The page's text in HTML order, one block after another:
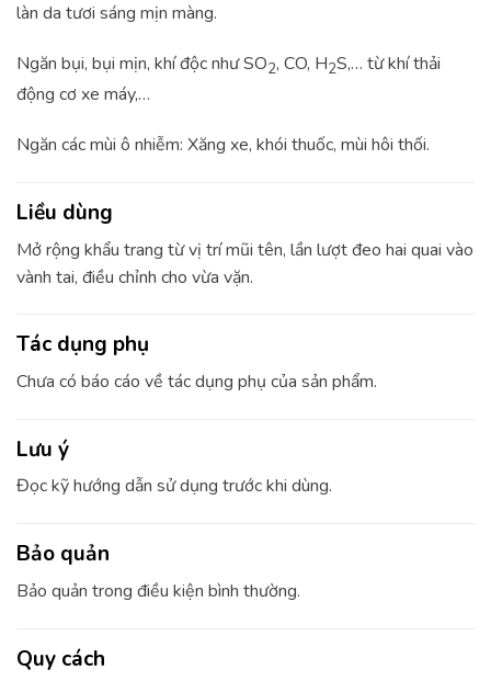
làn da tươi sáng mịn màng.
Ngăn bụi, bụi mịn, khí độc như SO2, CO, H2S,… từ khí thải
động cơ xe máy,…
Ngăn các mùi ô nhiễm: Xăng xe, khói thuốc, mùi hôi thối.
Liều dùng
Mở rộng khẩu trang từ vị trí mũi tên, lần lượt đeo hai quai vào
vành tai, điều chỉnh cho vừa vặn.
Tác dụng phụ
Chưa có báo cáo về tác dụng phụ của sản phẩm.
Lưu ý
Đọc kỹ hướng dẫn sử dụng trước khi dùng.
Bảo quản
Bảo quản trong điều kiện bình thường.
Quy cách